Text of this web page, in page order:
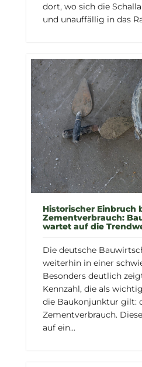
dort, wo sich die
und unauffällig in das
Historischer Einbruch
Zementverbrauch:
wartet auf die
Die deutsche
weiterhin in einer
Besonders deutlich
Kennzahl, die als
die Baukonjunktur gilt:
Zementverbrauch.
auf ein...